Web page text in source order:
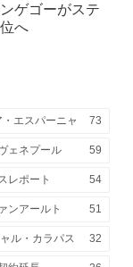
ゲゴーがステ
へ
エスパーニャ 73
ェネプール 59
レポート 54
ンアールト 51
ル・カラパス 32